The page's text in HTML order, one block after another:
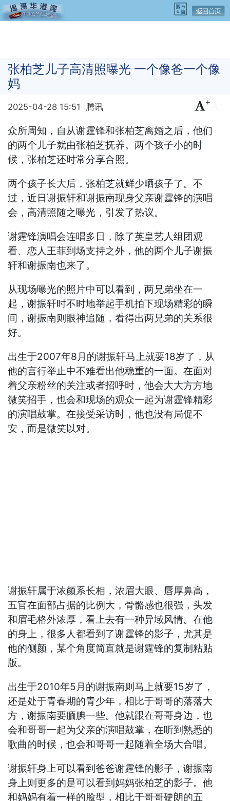
张柏芝儿子高清照曝光 一个像爸一个像
妈
2025-04-28 15:51 腾讯 +
众所周知，自从谢霆锋和张柏芝离婚之后，他们
的两个儿子就由张柏芝抚养。两个孩子小的时
候，张柏芝还时常分享合照。
两个孩子长大后，张柏芝就鲜少晒孩子了。不
过，近日谢振轩和谢振南现身父亲谢霆锋的演唱
会，高清照随之曝光，引发了热议。
谢霆锋演唱会连唱多日，除了英皇艺人组团观
看、恋人王菲到场支持之外，他的两个儿子谢振
轩和谢振南也来了。
从现场曝光的照片中可以看到，两兄弟坐在一
起，谢振轩时不时地举起手机拍下现场精彩的瞬
间，谢振南则眼神追随，看得出两兄弟的关系很
好。
出生于2007年8月的谢振轩马上就要18岁了，从
他的言行举止中不难看出他稳重的一面。在面对
着父亲粉丝的关注或者招呼时，他会大大方方地
微笑招手，也会和现场的观众一起为谢霆锋精彩
的演唱鼓掌。在接受采访时，他也没有局促不
安，而是微笑以对。
谢振轩属于浓颜系长相，浓眉大眼、唇厚鼻高，
五官在面部占据的比例大，骨骼感也很强，头发
和眉毛格外浓厚，看上去有一种异域风情。在他
的身上，很多人都看到了谢霆锋的影子，尤其是
他的侧颜，某个角度简直就是谢霆锋的复制粘贴
版。
出生于2010年5月的谢振南则马上就要15岁了，
还是处于青春期的青少年，相比于哥哥的落落大
方，谢振南要腼腆一些。他就跟在哥哥身边，也
会和哥哥一起为父亲的演唱鼓掌，在听到熟悉的
歌曲的时候，也会和哥哥一起随着全场大合唱。
谢振轩身上可以看到爸爸谢霆锋的影子，谢振南
身上则更多的是可以看到妈妈张柏芝的影子。他
和妈妈有着一样的脸型，相比于哥哥硬朗的五